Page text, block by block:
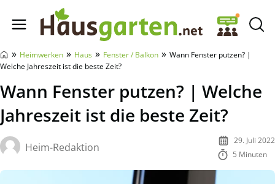
Hausgarten.net
» Heimwerken » Haus » Fenster / Balkon » Wann Fenster putzen? |
Welche Jahreszeit ist die beste Zeit?
Wann Fenster putzen? | Welche
Jahreszeit ist die beste Zeit?
Heim-Redaktion
29. Juli 2022
5 Minuten